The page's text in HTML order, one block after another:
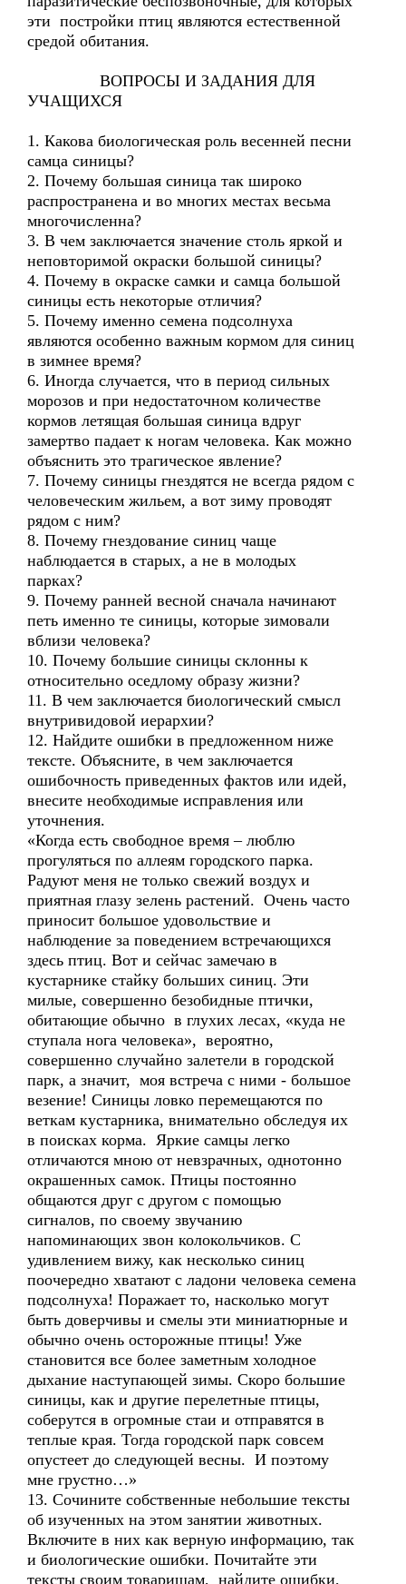
эти постройки птиц являются естественной
средой обитания.
ВОПРОСЫ И ЗАДАНИЯ ДЛЯ
УЧАЩИХСЯ
1. Какова биологическая роль весенней песни
самца синицы?
2. Почему большая синица так широко
распространена и во многих местах весьма
многочисленна?
3. В чем заключается значение столь яркой и
неповторимой окраски большой синицы?
4. Почему в окраске самки и самца большой
синицы есть некоторые отличия?
5. Почему именно семена подсолнуха
являются особенно важным кормом для синиц
в зимнее время?
6. Иногда случается, что в период сильных
морозов и при недостаточном количестве
кормов летящая большая синица вдруг
замертво падает к ногам человека. Как можно
объяснить это трагическое явление?
7. Почему синицы гнездятся не всегда рядом с
человеческим жильем, а вот зиму проводят
рядом с ним?
8. Почему гнездование синиц чаще
наблюдается в старых, а не в молодых
парках?
9. Почему ранней весной сначала начинают
петь именно те синицы, которые зимовали
вблизи человека?
10. Почему большие синицы склонны к
относительно оседлому образу жизни?
11. В чем заключается биологический смысл
внутривидовой иерархии?
12. Найдите ошибки в предложенном ниже
тексте. Объясните, в чем заключается
ошибочность приведенных фактов или идей,
внесите необходимые исправления или
уточнения.
«Когда есть свободное время – люблю
прогуляться по аллеям городского парка.
Радуют меня не только свежий воздух и
приятная глазу зелень растений. Очень часто
приносит большое удовольствие и
наблюдение за поведением встречающихся
здесь птиц. Вот и сейчас замечаю в
кустарнике стайку больших синиц. Эти
милые, совершенно безобидные птички,
обитающие обычно в глухих лесах, «куда не
ступала нога человека», вероятно,
совершенно случайно залетели в городской
парк, а значит, моя встреча с ними - большое
везение! Синицы ловко перемещаются по
веткам кустарника, внимательно обследуя их
в поисках корма. Яркие самцы легко
отличаются мною от невзрачных, однотонно
окрашенных самок. Птицы постоянно
общаются друг с другом с помощью
сигналов, по своему звучанию
напоминающих звон колокольчиков. С
удивлением вижу, как несколько синиц
поочередно хватают с ладони человека семена
подсолнуха! Поражает то, насколько могут
быть доверчивы и смелы эти миниатюрные и
обычно очень осторожные птицы! Уже
становится все более заметным холодное
дыхание наступающей зимы. Скоро большие
синицы, как и другие перелетные птицы,
соберутся в огромные стаи и отправятся в
теплые края. Тогда городской парк совсем
опустеет до следующей весны. И поэтому
мне грустно…»
13. Сочините собственные небольшие тексты
об изученных на этом занятии животных.
Включите в них как верную информацию, так
и биологические ошибки. Почитайте эти
тексты своим товарищам, найдите ошибки,